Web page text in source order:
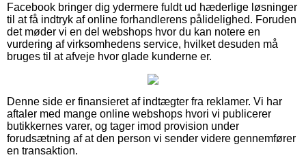
Facebook bringer dig ydermere fuldt ud hæderlige løsninger
til at få indtryk af online forhandlerens pålidelighed. Foruden
det møder vi en del webshops hvor du kan notere en
vurdering af virksomhedens service, hvilket desuden må
bruges til at afveje hvor glade kunderne er.
Denne side er finansieret af indtægter fra reklamer. Vi har
aftaler med mange online webshops hvori vi publicerer
butikkernes varer, og tager imod provision under
forudsætning af at den person vi sender videre gennemfører
en transaktion.